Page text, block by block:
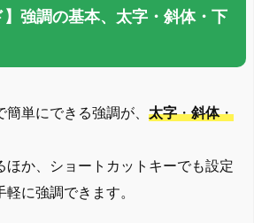
】強調の基本、太字・斜体・下
単にできる強調が、 太字・斜体・
ほか、ショートカットキーでも設定
に強調できます。